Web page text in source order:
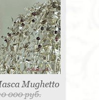
Mughetto
000 руб.